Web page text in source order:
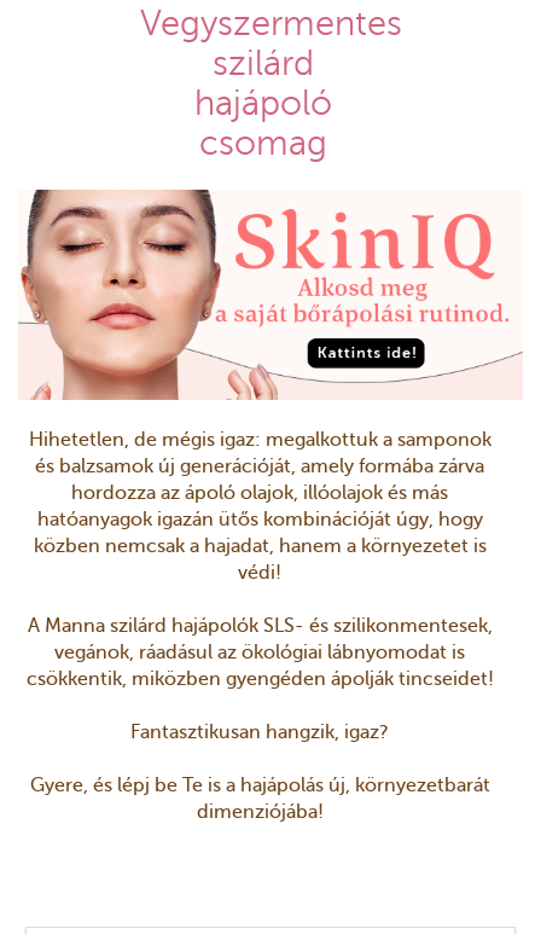
Vegyszermentes
szilárd
hajápoló
csomag
Hihetetlen, de mégis igaz: megalkottuk a samponok
és balzsamok új generációját, amely formába zárva
hordozza az ápoló olajok, illóolajok és más
hatóanyagok igazán ütős kombinációját úgy, hogy
közben nemcsak a hajadat, hanem a környezetet is
védi!
A Manna szilárd hajápolók SLS- és szilikonmentesek,
vegánok, ráadásul az ökológiai lábnyomodat is
csökkentik, miközben gyengéden ápolják tincseidet!
Fantasztikusan hangzik, igaz?
Gyere, és lépj be Te is a hajápolás új, környezetbarát
dimenziójába!